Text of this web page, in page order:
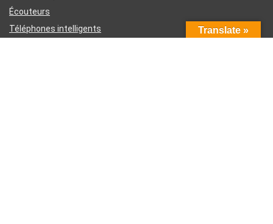
Écouteurs
Téléphones intelligents
Translate »